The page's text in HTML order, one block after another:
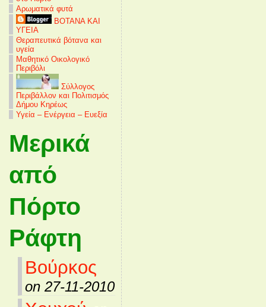
Αρωματικά φυτά
ΒΟΤΑΝΑ ΚΑΙ
ΥΓΕΙΑ
Θεραπευτικά βότανα και
υγεία
Μαθητικό Οικολογικό
Περιβόλι
Σύλλογος
Περιβάλλον και Πολιτισμός
Δήμου Κηρέως
Υγεία – Ενέργεια – Ευεξία
Μερικά
από
Πόρτο
Ράφτη
Βούρκος
on 27-11-2010